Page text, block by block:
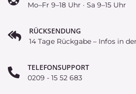
Mo–Fr 9–18 Uhr · Sa 9–15 Uhr
RÜCKSENDUNG
14 Tage Rückgabe – Infos in
TELEFONSUPPORT
0209 - 15 52 683